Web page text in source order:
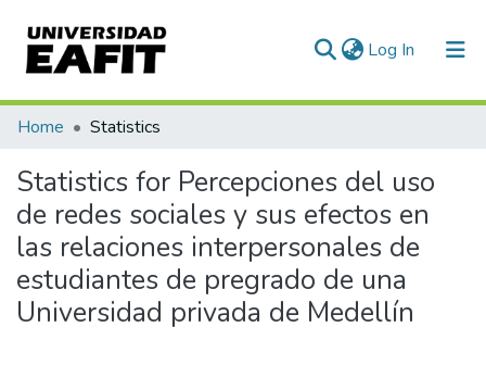
Log In (current)
Communities & Collections
All of DSpace
Home Statistics
Statistics for Percepciones del uso
de redes sociales y sus efectos en
las relaciones interpersonales de
estudiantes de pregrado de una
Universidad privada de Medellín